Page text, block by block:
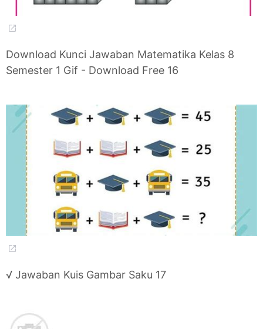
Download Kunci Jawaban Matematika Kelas 8
Semester 1 Gif - Download Free 16
√ Jawaban Kuis Gambar Saku 17